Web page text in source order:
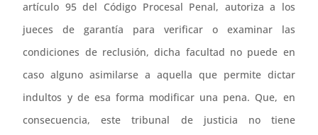
artículo 95 del Código Procesal Penal, autoriza a los
jueces de garantía para verificar o examinar las
condiciones de reclusión, dicha facultad no puede en
caso alguno asimilarse a aquella que permite dictar
indultos y de esa forma modificar una pena. Que, en
consecuencia, este tribunal de justicia no tiene